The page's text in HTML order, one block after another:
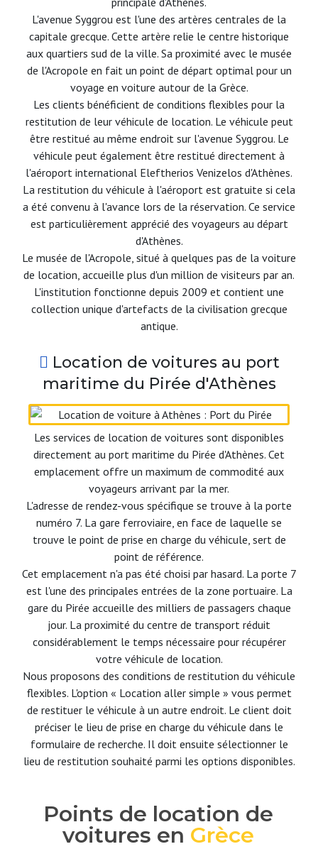
L'avenue Syggrou est l'une des artères centrales de la
capitale grecque. Cette artère relie le centre historique
aux quartiers sud de la ville. Sa proximité avec le musée
de l'Acropole en fait un point de départ optimal pour un
voyage en voiture autour de la Grèce.
Les clients bénéficient de conditions flexibles pour la
restitution de leur véhicule de location. Le véhicule peut
être restitué au même endroit sur l'avenue Syggrou. Le
véhicule peut également être restitué directement à
l'aéroport international Eleftherios Venizelos d'Athènes.
La restitution du véhicule à l'aéroport est gratuite si cela
a été convenu à l'avance lors de la réservation. Ce service
est particulièrement apprécié des voyageurs au départ
d'Athènes.
Le musée de l'Acropole, situé à quelques pas de la voiture
de location, accueille plus d'un million de visiteurs par an.
L'institution fonctionne depuis 2009 et contient une
collection unique d'artefacts de la civilisation grecque
antique.
Location de voitures au port
maritime du Pirée d'Athènes
Les services de location de voitures sont disponibles
directement au port maritime du Pirée d'Athènes. Cet
emplacement offre un maximum de commodité aux
voyageurs arrivant par la mer.
L'adresse de rendez-vous spécifique se trouve à la porte
numéro 7. La gare ferroviaire, en face de laquelle se
trouve le point de prise en charge du véhicule, sert de
point de référence.
Cet emplacement n'a pas été choisi par hasard. La porte 7
est l'une des principales entrées de la zone portuaire. La
gare du Pirée accueille des milliers de passagers chaque
jour. La proximité du centre de transport réduit
considérablement le temps nécessaire pour récupérer
votre véhicule de location.
Nous proposons des conditions de restitution du véhicule
flexibles. L'option « Location aller simple » vous permet
de restituer le véhicule à un autre endroit. Le client doit
préciser le lieu de prise en charge du véhicule dans le
formulaire de recherche. Il doit ensuite sélectionner le
lieu de restitution souhaité parmi les options disponibles.
Points de location de
voitures en Grèce